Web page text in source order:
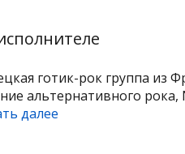
готик-рок группа из
альтернативного
далее